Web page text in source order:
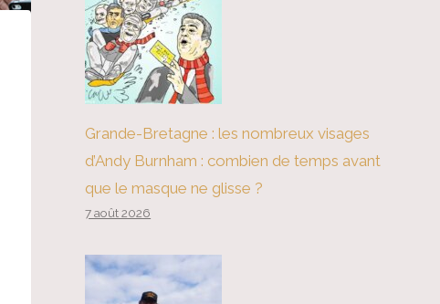
Grande-Bretagne : les nombreux visages
d’Andy Burnham : combien de temps avant
que le masque ne glisse ?
7 août 2026